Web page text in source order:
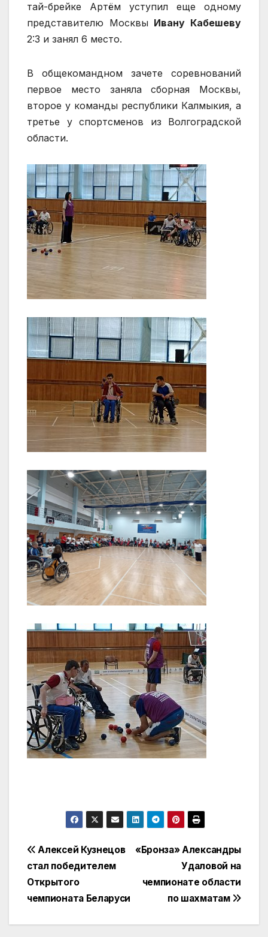
тай-брейке Артём уступил еще одному
представителю Москвы Ивану Кабешеву
2:3 и занял 6 место.
В общекомандном зачете соревнований
первое место заняла сборная Москвы,
второе у команды республики Калмыкия, а
третье у спортсменов из Волгоградской
области.
Навигация
по
записям
«Бронза» Александры
Удаловой на
чемпионате области
по шахматам
Алексей Кузнецов
стал победителем
Открытого
чемпионата Беларуси